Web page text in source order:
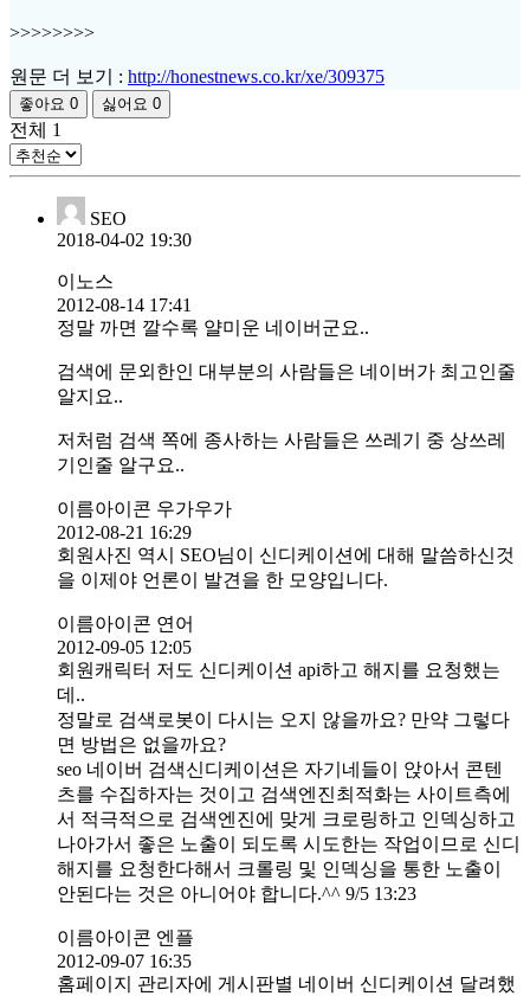
>>>>>>>>
원문 더 보기 : http://honestnews.co.kr/xe/309375
좋아요 0 싫어요 0
전체 1
SEO
2018-04-02 19:30
이노스
2012-08-14 17:41
정말 까면 깔수록 얄미운 네이버군요..
검색에 문외한인 대부분의 사람들은 네이버가 최고인줄
알지요..
저처럼 검색 쪽에 종사하는 사람들은 쓰레기 중 상쓰레
기인줄 알구요..
이름아이콘 우가우가
2012-08-21 16:29
회원사진 역시 SEO님이 신디케이션에 대해 말씀하신것
을 이제야 언론이 발견을 한 모양입니다.
이름아이콘 연어
2012-09-05 12:05
회원캐릭터 저도 신디케이션 api하고 해지를 요청했는
데..
정말로 검색로봇이 다시는 오지 않을까요? 만약 그렇다
면 방법은 없을까요?
seo 네이버 검색신디케이션은 자기네들이 앉아서 콘텐
츠를 수집하자는 것이고 검색엔진최적화는 사이트측에
서 적극적으로 검색엔진에 맞게 크로링하고 인덱싱하고
나아가서 좋은 노출이 되도록 시도한는 작업이므로 신디
해지를 요청한다해서 크롤링 및 인덱싱을 통한 노출이
안된다는 것은 아니어야 합니다.^^ 9/5 13:23
이름아이콘 엔플
2012-09-07 16:35
홈페이지 관리자에 게시판별 네이버 신디케이션 달려했